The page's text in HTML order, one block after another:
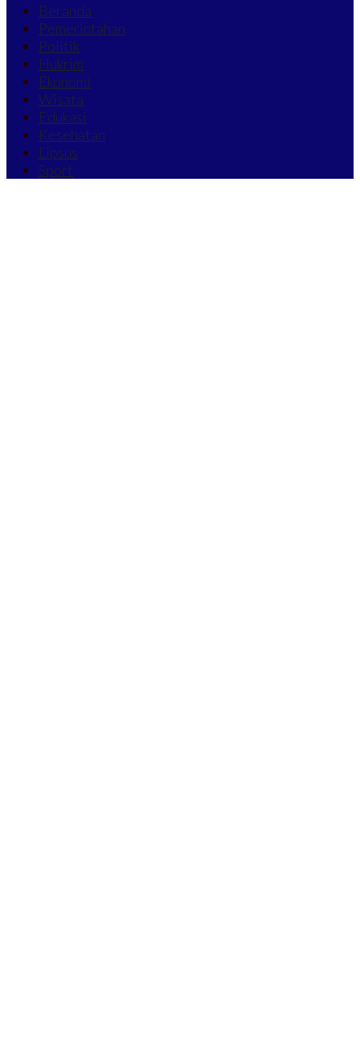
Beranda
Pemerintahan
Politik
Hukrim
Ekonomi
Wisata
Edukasi
Kesehatan
Lipsus
Sport